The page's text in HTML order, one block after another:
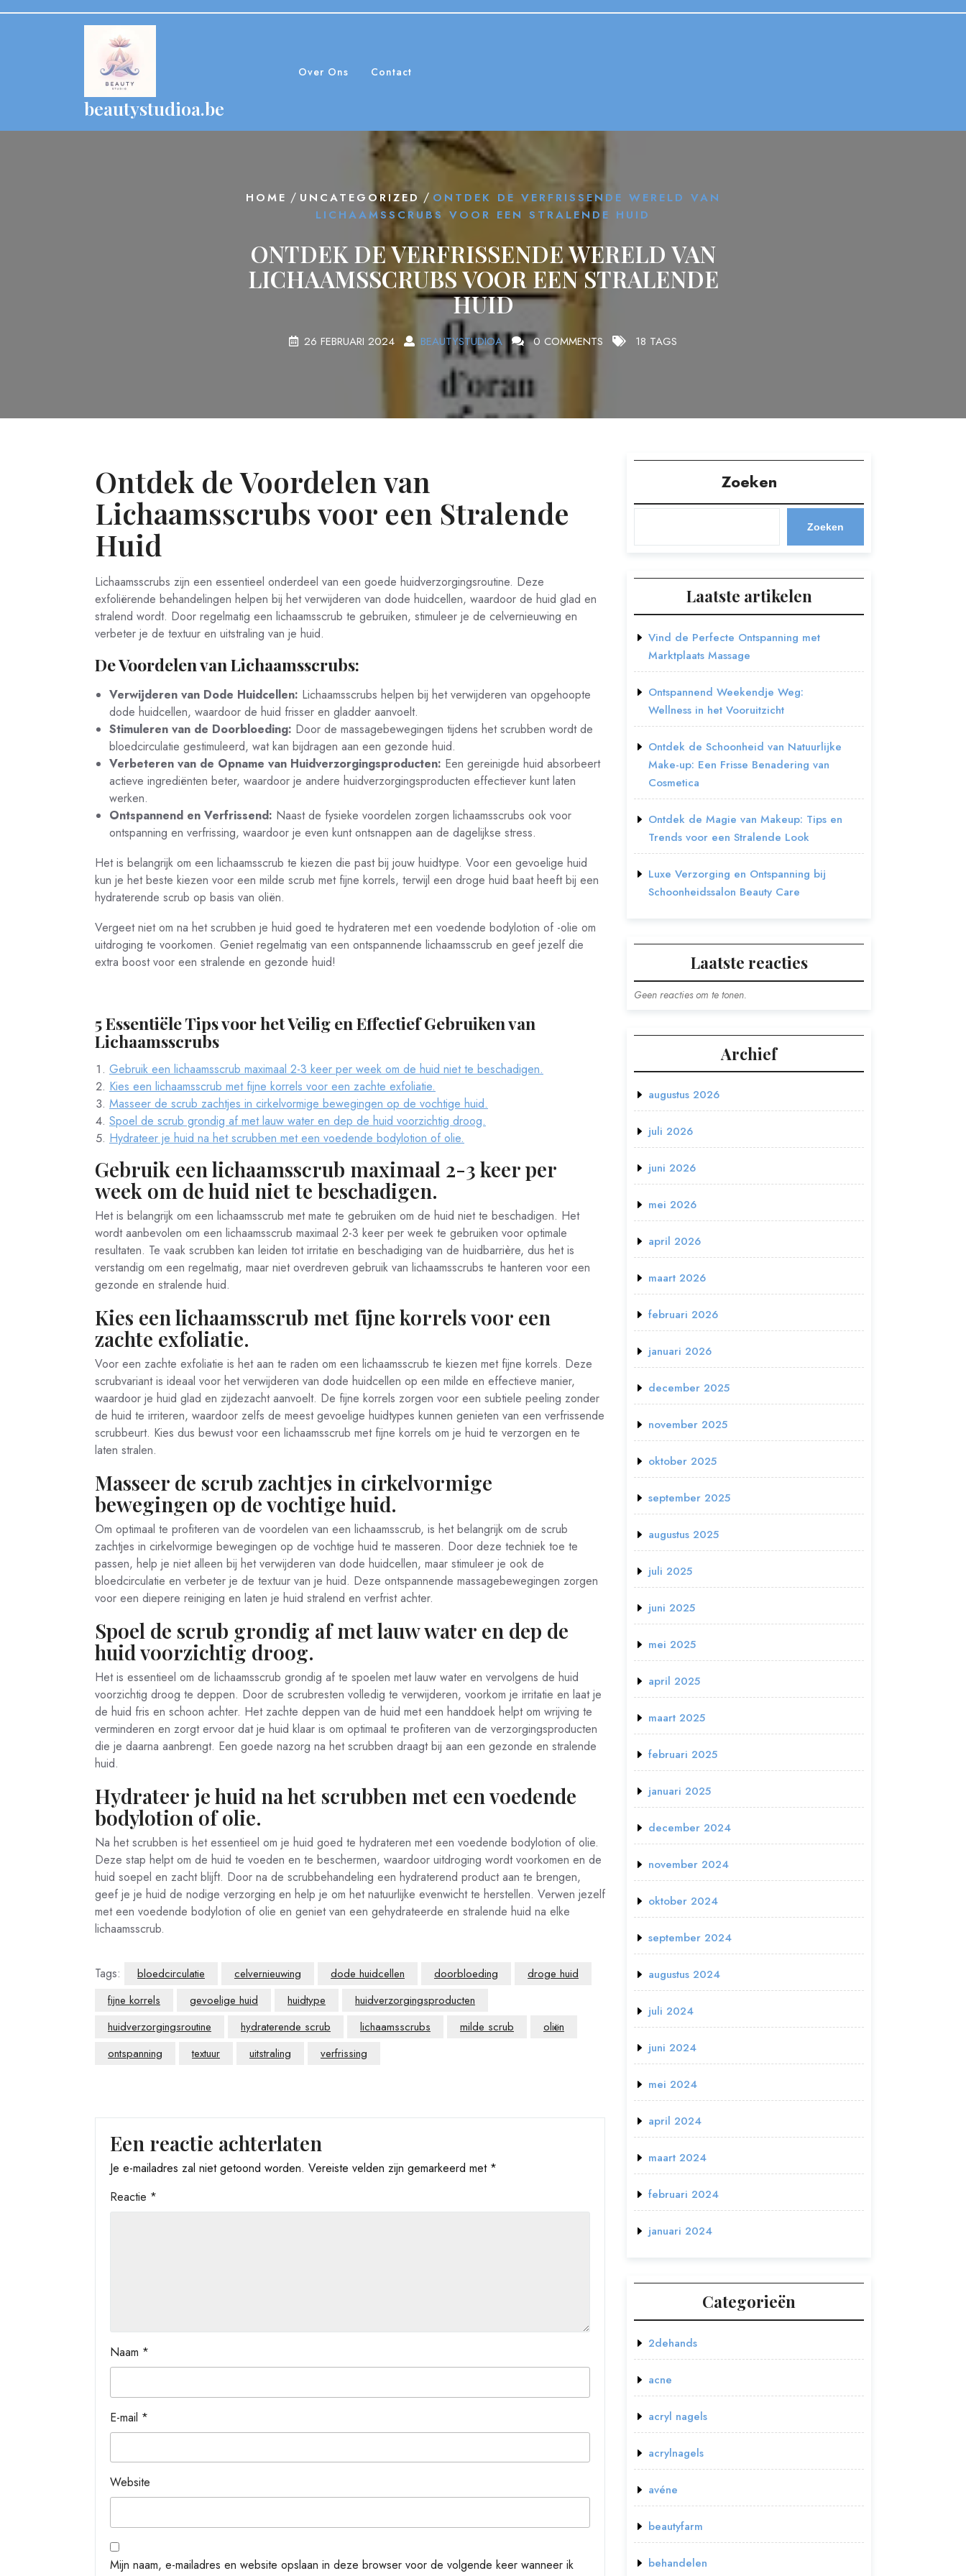
beautystudioa.be
Over Ons Contact
HOME / UNCATEGORIZED / ONTDEK DE VERFRISSENDE WERELD VAN
LICHAAMSSCRUBS VOOR EEN STRALENDE HUID
ONTDEK DE VERFRISSENDE WERELD VAN
LICHAAMSSCRUBS VOOR EEN STRALENDE
HUID
26 FEBRUARI 2024 BEAUTYSTUDIOA 0 COMMENTS 18 TAGS
Ontdek de Voordelen van
Lichaamsscrubs voor een Stralende
Huid
Lichaamsscrubs zijn een essentieel onderdeel van een goede huidverzorgingsroutine. Deze
exfoliërende behandelingen helpen bij het verwijderen van dode huidcellen, waardoor de huid glad en
stralend wordt. Door regelmatig een lichaamsscrub te gebruiken, stimuleer je de celvernieuwing en
verbeter je de textuur en uitstraling van je huid.
De Voordelen van Lichaamsscrubs:
Verwijderen van Dode Huidcellen: Lichaamsscrubs helpen bij het verwijderen van opgehoopte
dode huidcellen, waardoor de huid frisser en gladder aanvoelt.
Stimuleren van de Doorbloeding: Door de massagebewegingen tijdens het scrubben wordt de
bloedcirculatie gestimuleerd, wat kan bijdragen aan een gezonde huid.
Verbeteren van de Opname van Huidverzorgingsproducten: Een gereinigde huid absorbeert
actieve ingrediënten beter, waardoor je andere huidverzorgingsproducten effectiever kunt laten
werken.
Ontspannend en Verfrissend: Naast de fysieke voordelen zorgen lichaamsscrubs ook voor
ontspanning en verfrissing, waardoor je even kunt ontsnappen aan de dagelijkse stress.
Het is belangrijk om een lichaamsscrub te kiezen die past bij jouw huidtype. Voor een gevoelige huid
kun je het beste kiezen voor een milde scrub met fijne korrels, terwijl een droge huid baat heeft bij een
hydraterende scrub op basis van oliën.
Vergeet niet om na het scrubben je huid goed te hydrateren met een voedende bodylotion of -olie om
uitdroging te voorkomen. Geniet regelmatig van een ontspannende lichaamsscrub en geef jezelf die
extra boost voor een stralende en gezonde huid!
5 Essentiële Tips voor het Veilig en Effectief Gebruiken van
Lichaamsscrubs
Gebruik een lichaamsscrub maximaal 2-3 keer per week om de huid niet te beschadigen.
Kies een lichaamsscrub met fijne korrels voor een zachte exfoliatie.
Masseer de scrub zachtjes in cirkelvormige bewegingen op de vochtige huid.
Spoel de scrub grondig af met lauw water en dep de huid voorzichtig droog.
Hydrateer je huid na het scrubben met een voedende bodylotion of olie.
Gebruik een lichaamsscrub maximaal 2-3 keer per
week om de huid niet te beschadigen.
Het is belangrijk om een lichaamsscrub met mate te gebruiken om de huid niet te beschadigen. Het
wordt aanbevolen om een lichaamsscrub maximaal 2-3 keer per week te gebruiken voor optimale
resultaten. Te vaak scrubben kan leiden tot irritatie en beschadiging van de huidbarrière, dus het is
verstandig om een regelmatig, maar niet overdreven gebruik van lichaamsscrubs te hanteren voor een
gezonde en stralende huid.
Kies een lichaamsscrub met fijne korrels voor een
zachte exfoliatie.
Voor een zachte exfoliatie is het aan te raden om een lichaamsscrub te kiezen met fijne korrels. Deze
scrubvariant is ideaal voor het verwijderen van dode huidcellen op een milde en effectieve manier,
waardoor je huid glad en zijdezacht aanvoelt. De fijne korrels zorgen voor een subtiele peeling zonder
de huid te irriteren, waardoor zelfs de meest gevoelige huidtypes kunnen genieten van een verfrissende
scrubbeurt. Kies dus bewust voor een lichaamsscrub met fijne korrels om je huid te verzorgen en te
laten stralen.
Masseer de scrub zachtjes in cirkelvormige
bewegingen op de vochtige huid.
Om optimaal te profiteren van de voordelen van een lichaamsscrub, is het belangrijk om de scrub
zachtjes in cirkelvormige bewegingen op de vochtige huid te masseren. Door deze techniek toe te
passen, help je niet alleen bij het verwijderen van dode huidcellen, maar stimuleer je ook de
bloedcirculatie en verbeter je de textuur van je huid. Deze ontspannende massagebewegingen zorgen
voor een diepere reiniging en laten je huid stralend en verfrist achter.
Spoel de scrub grondig af met lauw water en dep de
huid voorzichtig droog.
Het is essentieel om de lichaamsscrub grondig af te spoelen met lauw water en vervolgens de huid
voorzichtig droog te deppen. Door de scrubresten volledig te verwijderen, voorkom je irritatie en laat je
de huid fris en schoon achter. Het zachte deppen van de huid met een handdoek helpt om wrijving te
verminderen en zorgt ervoor dat je huid klaar is om optimaal te profiteren van de verzorgingsproducten
die je daarna aanbrengt. Een goede nazorg na het scrubben draagt bij aan een gezonde en stralende
huid.
Hydrateer je huid na het scrubben met een voedende
bodylotion of olie.
Na het scrubben is het essentieel om je huid goed te hydrateren met een voedende bodylotion of olie.
Deze stap helpt om de huid te voeden en te beschermen, waardoor uitdroging wordt voorkomen en de
huid soepel en zacht blijft. Door na de scrubbehandeling een hydraterend product aan te brengen,
geef je je huid de nodige verzorging en help je om het natuurlijke evenwicht te herstellen. Verwen jezelf
met een voedende bodylotion of olie en geniet van een gehydrateerde en stralende huid na elke
lichaamsscrub.
Tags: bloedcirculatie celvernieuwing dode huidcellen doorbloeding
droge huid
fijne korrels
gevoelige huid huidtype
huidverzorgingsproducten
huidverzorgingsroutine
hydraterende scrub lichaamsscrubs milde scrub
oliën
ontspanning
textuur uitstraling verfrissing
Een reactie achterlaten
Je e-mailadres zal niet getoond worden. Vereiste velden zijn gemarkeerd met *
Reactie *
Naam *
E-mail *
Website
Mijn naam, e-mailadres en website opslaan in deze browser voor de volgende keer wanneer ik
Zoeken
Zoeken
Laatste artikelen
Vind de Perfecte Ontspanning met
Marktplaats Massage
Ontspannend Weekendje Weg:
Wellness in het Vooruitzicht
Ontdek de Schoonheid van Natuurlijke
Make-up: Een Frisse Benadering van
Cosmetica
Ontdek de Magie van Makeup: Tips en
Trends voor een Stralende Look
Luxe Verzorging en Ontspanning bij
Schoonheidssalon Beauty Care
Laatste reacties
Geen reacties om te tonen.
Archief
augustus 2026
juli 2026
juni 2026
mei 2026
april 2026
maart 2026
februari 2026
januari 2026
december 2025
november 2025
oktober 2025
september 2025
augustus 2025
juli 2025
juni 2025
mei 2025
april 2025
maart 2025
februari 2025
januari 2025
december 2024
november 2024
oktober 2024
september 2024
augustus 2024
juli 2024
juni 2024
mei 2024
april 2024
maart 2024
februari 2024
januari 2024
Categorieën
2dehands
acne
acryl nagels
acrylnagels
avéne
beautyfarm
behandelen